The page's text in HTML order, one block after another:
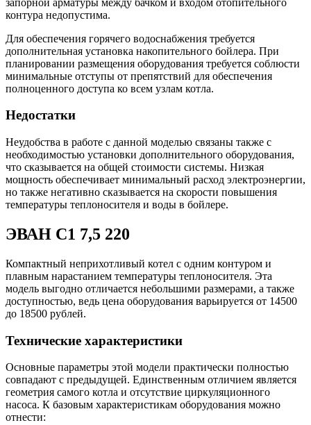
контура недопустима.
Для обеспечения горячего водоснабжения требуется
дополнительная установка накопительного бойлера. При
планировании размещения оборудования требуется соблюсти
минимальные отступы от препятствий для обеспечения
полноценного доступа ко всем узлам котла.
Недостатки
Неудобства в работе с данной моделью связаны также с
необходимостью установки дополнительного оборудования,
что сказывается на общей стоимости системы. Низкая
мощность обеспечивает минимальный расход электроэнергии,
но также негативно сказывается на скорости повышения
температуры теплоносителя и воды в бойлере.
ЭВАН С1 7,5 220
Компактный неприхотливый котел с одним контуром и
плавным нарастанием температуры теплоносителя. Эта
модель выгодно отличается небольшими размерами, а также
доступностью, ведь цена оборудования варьируется от 14500
до 18500 рублей.
Технические характеристики
Основные параметры этой модели практически полностью
совпадают с предыдущей. Единственным отличием является
геометрия самого котла и отсутствие циркуляционного
насоса. К базовым характеристикам оборудования можно
отнести: